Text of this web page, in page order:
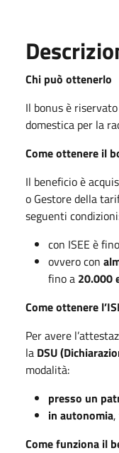
Chi può ottenerlo
Il bonus è
domestica per la
Come ottenere il
Il beneficio è
o Gestore della
seguenti
con ISEE è
ovvero con
fino a 20.000
Come ottenere
Per avere
la DSU
modalità:
presso un
in autonomia
Come funziona il